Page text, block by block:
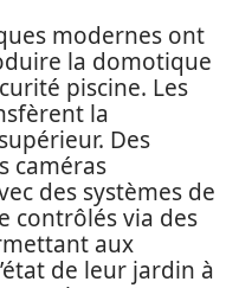
modernes ont
la domotique
piscine. Les
la
Des
caméras
des systèmes de
contrôlés via des
aux
de leur jardin à